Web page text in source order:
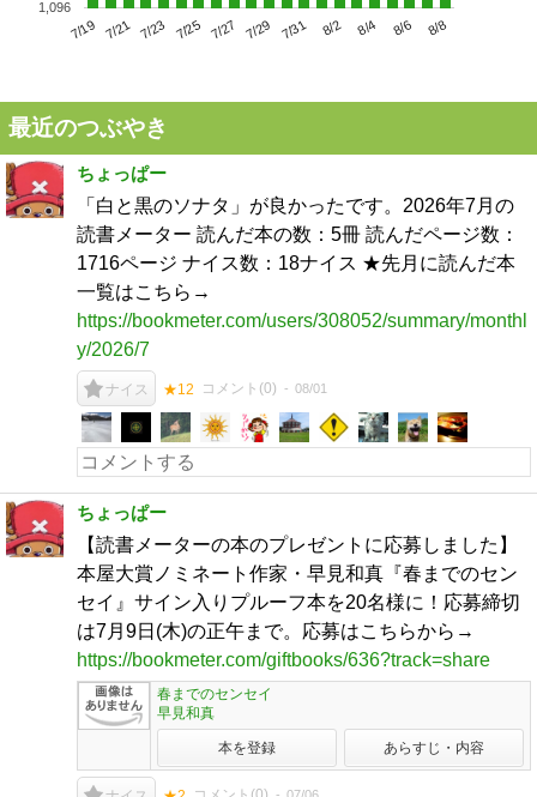
7/19 7/21 7/23 7/25 7/27 7/29 7/31 8/2 8/4 8/6 8/8
1,096
最近のつぶやき
ちょっぱー
「白と黒のソナタ」が良かったです。2026年7月の
読書メーター 読んだ本の数：5冊 読んだページ数：
1716ページ ナイス数：18ナイス ★先月に読んだ本
一覧はこちら→
https://bookmeter.com/users/308052/summary/monthl
y/2026/7
ナイス ★12 コメント(0) 08/01
ちょっぱー
【読書メーターの本のプレゼントに応募しました】
本屋大賞ノミネート作家・早見和真『春までのセン
セイ』サイン入りプルーフ本を20名様に！応募締切
は7月9日(木)の正午まで。応募はこちらから→
https://bookmeter.com/giftbooks/636?track=share
春までのセンセイ
早見和真
本を登録 あらすじ・内容
07/06